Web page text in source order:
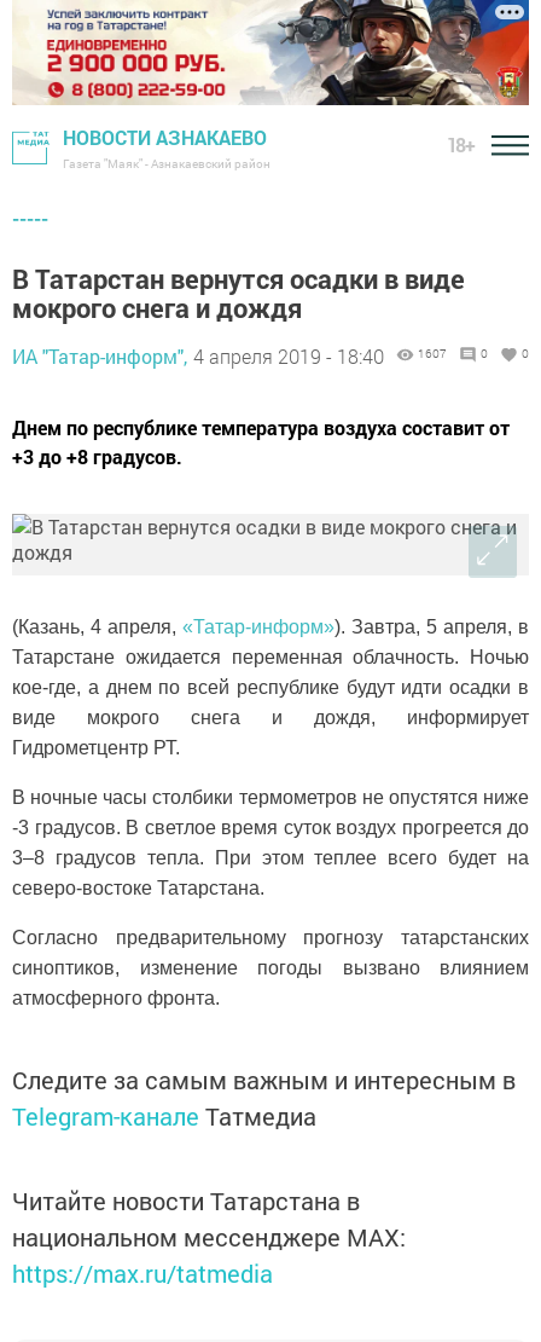
НОВОСТИ АЗНАКАЕВО
Газета "Маяк" - Азнакаевский район
18+
-----
В Татарстан вернутся осадки в виде
мокрого снега и дождя
ИА "Татар-информ", 4 апреля 2019 - 18:40 1607 0 0
Днем по республике температура воздуха составит от
+3 до +8 градусов.
(Казань, 4 апреля, «Татар-информ»). Завтра, 5 апреля, в
Татарстане ожидается переменная облачность. Ночью
кое-где, а днем по всей республике будут идти осадки в
виде мокрого снега и дождя, информирует
Гидрометцентр РТ.
В ночные часы столбики термометров не опустятся ниже
-3 градусов. В светлое время суток воздух прогреется до
3–8 градусов тепла. При этом теплее всего будет на
северо-востоке Татарстана.
Согласно предварительному прогнозу татарстанских
синоптиков, изменение погоды вызвано влиянием
атмосферного фронта.
Следите за самым важным и интересным в
Telegram-канале Татмедиа
Читайте новости Татарстана в
национальном мессенджере MАХ:
https://max.ru/tatmedia